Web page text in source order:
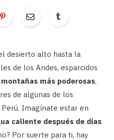
desierto alto hasta la
de los Andes, esparcidos
montañas más poderosas,
de algunas de los
Imagínate estar en
caliente después de días
Por suerte para ti, hay